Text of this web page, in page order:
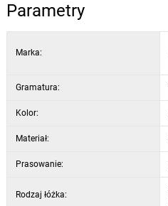
Parametry
Marka:
Gramatura:
Kolor:
Materiał:
Prasowanie:
Rodzaj łóżka: